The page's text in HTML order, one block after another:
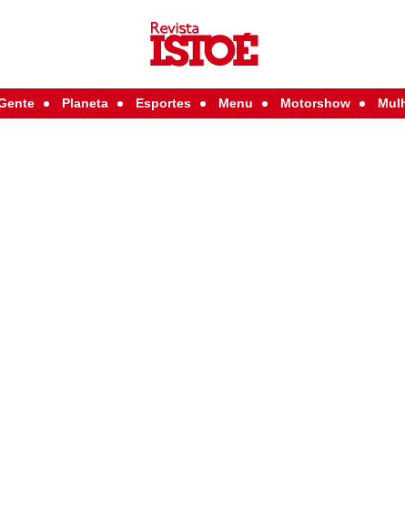
Planeta Esportes Menu Motorshow